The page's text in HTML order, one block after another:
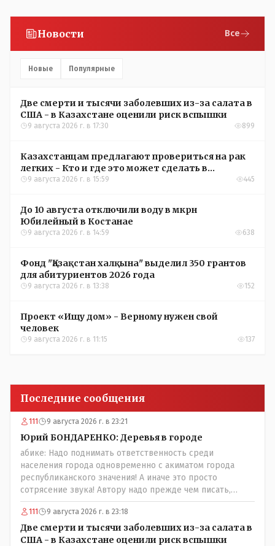
Новости Все
Новые Популярные
Две смерти и тысячи заболевших из-за салата в
США - в Казахстане оценили риск вспышки
9 августа 2026 г. в 17:30 899
Казахстанцам предлагают провериться на рак
легких - Кто и где это может сделать в
Костанайской области
9 августа 2026 г. в 15:59 445
До 10 августа отключили воду в мкрн
Юбилейный в Костанае
9 августа 2026 г. в 14:59 638
Фонд "Қазақстан халқына" выделил 350 грантов
для абитуриентов 2026 года
9 августа 2026 г. в 13:38 152
Проект «Ищу дом» - Верному нужен свой
человек
9 августа 2026 г. в 11:15 137
Последние сообщения
111 9 августа 2026 г. в 23:21
Юрий БОНДАРЕНКО: Деревья в городе
абике: Надо поднимать ответственность среди
населения города одновременно с акиматом города
республиканского значения! А иначе это просто
сотрясение звука! Автору надо прежде чем писать,
необходимо самому обратиться в ЖКХ акимата и
разобраться прежде чем своей статьей провоцировать
население города!Согласен всецело!
111 9 августа 2026 г. в 23:18
Две смерти и тысячи заболевших из-за салата в
США - в Казахстане оценили риск вспышки